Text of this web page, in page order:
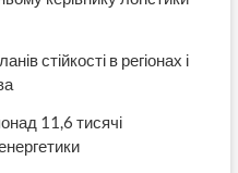
стійкості в регіонах і
11,6 тисячі